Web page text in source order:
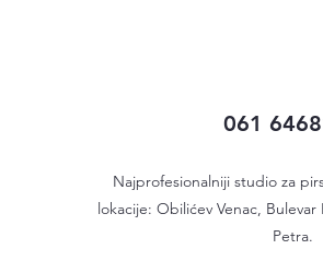
061
Najprofesionalniji studio za
lokacije: Obilićev Venac,
Petra.